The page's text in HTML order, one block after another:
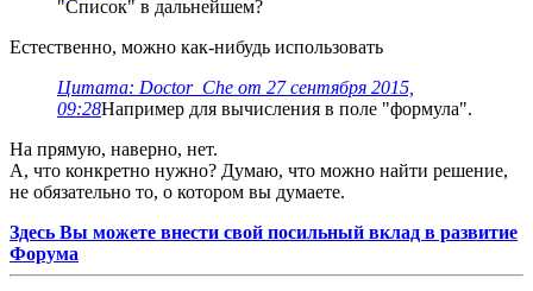
"Список" в дальнейшем?
Естественно, можно как-нибудь использовать
Цитата: Doctor_Che от 27 сентября 2015,
09:28Например для вычисления в поле "формула".
На прямую, наверно, нет.
А, что конкретно нужно? Думаю, что можно найти решение,
не обязательно то, о котором вы думаете.
Здесь Вы можете внести свой посильный вклад в развитие
Форума